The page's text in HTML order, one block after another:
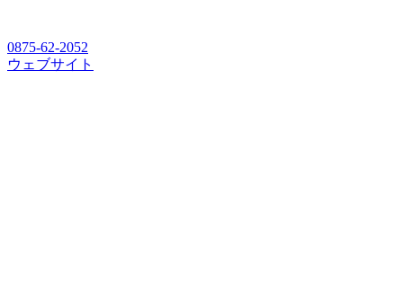
0875-62-2052
ウェブサイト